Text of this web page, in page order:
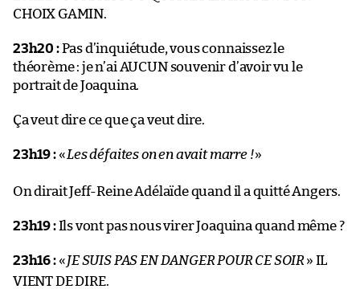
CHOIX GAMIN.
23h20 :Pas d’inquiétude, vous connaissez le
théorème : je n’ai AUCUN souvenir d’avoir vu le
portrait de Joaquina.
Ça veut dire ce que ça veut dire.
23h19 :«Les défaites on en avait marre !»
On dirait Jeff-Reine Adélaïde quand il a quitté Angers.
23h19 :Ils vont pas nous virer Joaquina quand même ?
23h16 :«JE SUIS PAS EN DANGER POUR CE SOIR» IL
VIENT DE DIRE.